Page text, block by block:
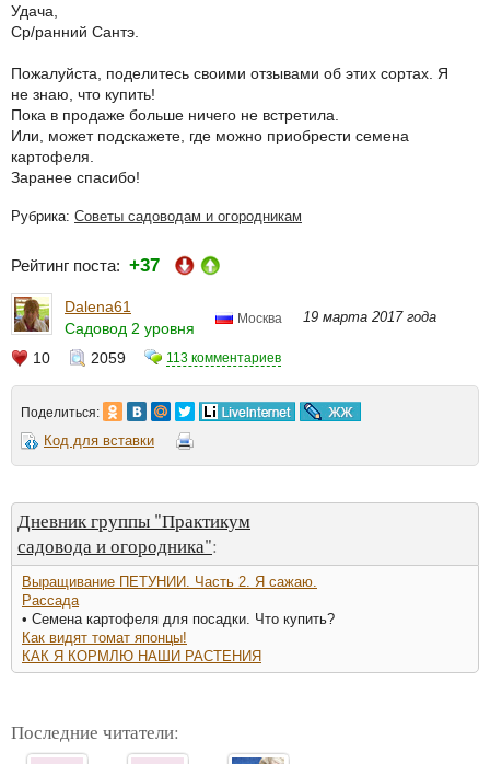
Удача,
Ср/ранний Сантэ.
Пожалуйста, поделитесь своими отзывами об этих сортах. Я
не знаю, что купить!
Пока в продаже больше ничего не встретила.
Или, может подскажете, где можно приобрести семена
картофеля.
Заранее спасибо!
Рубрика: Советы садоводам и огородникам
Рейтинг поста: +37
Dalena61
Садовод 2 уровня
Москва 19 марта 2017 года
10 2059 113 комментариев
Поделиться:
Код для вставки
Дневник группы "Практикум
садовода и огородника":
Выращивание ПЕТУНИИ. Часть 2. Я сажаю.
Рассада
• Семена картофеля для посадки. Что купить?
Как видят томат японцы!
КАК Я КОРМЛЮ НАШИ РАСТЕНИЯ
Последние читатели: